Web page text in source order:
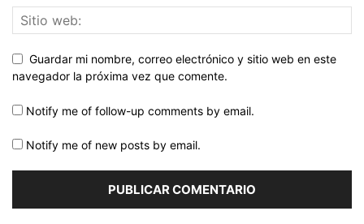
Guardar mi nombre, correo electrónico y sitio web en este
navegador la próxima vez que comente.
Notify me of follow-up comments by email.
Notify me of new posts by email.